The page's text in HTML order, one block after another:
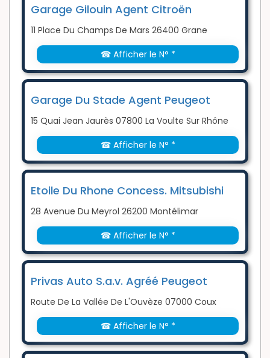
Garage Gilouin Agent Citroën
11 Place Du Champs De Mars 26400 Grane
☎ Afficher le N° *
Garage Du Stade Agent Peugeot
15 Quai Jean Jaurès 07800 La Voulte Sur Rhône
☎ Afficher le N° *
Etoile Du Rhone Concess. Mitsubishi
28 Avenue Du Meyrol 26200 Montélimar
☎ Afficher le N° *
Privas Auto S.a.v. Agréé Peugeot
Route De La Vallée De L'Ouvèze 07000 Coux
☎ Afficher le N° *